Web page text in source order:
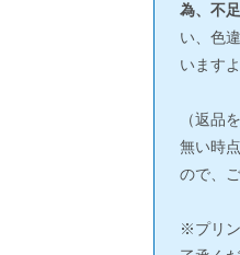
為、不
い、色
います
（返品
無い時
ので、
※プリ